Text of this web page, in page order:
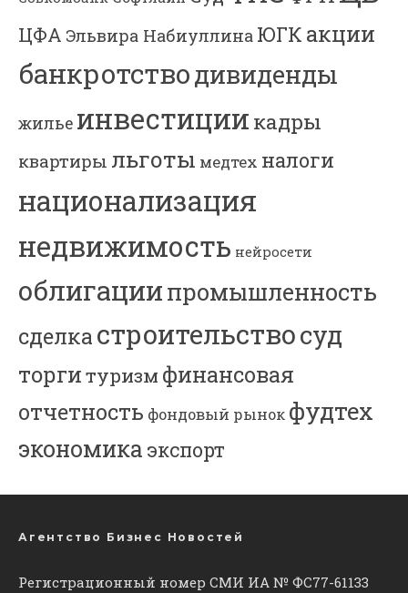
ЦФА Эльвира Набиуллина ЮГК акции
банкротстводивиденды
жилье инвестиции кадры
квартиры льготы медтех налоги
национализация
недвижимость нейросети
облигациипромышленность
сделкастроительствосуд
торгитуризм финансовая
отчетность фондовый рынок фудтех
экономика экспорт
Агентство Бизнес Новостей
Регистрационный номер СМИ ИА № ФС77-61133